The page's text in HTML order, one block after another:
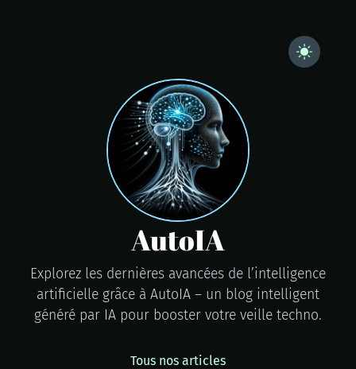
AutoIA
Explorez les dernières avancées de l’intelligence
artificielle grâce à AutoIA – un blog intelligent
généré par IA pour booster votre veille techno.
Tous nos articles